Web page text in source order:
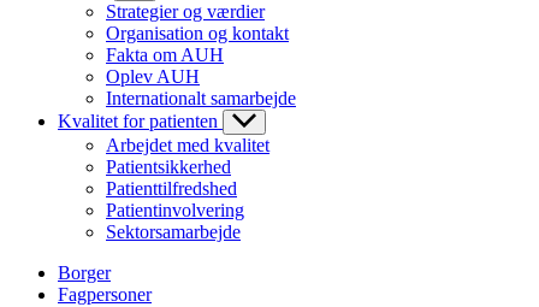
Strategier og værdier
Organisation og kontakt
Fakta om AUH
Oplev AUH
Internationalt samarbejde
Kvalitet for patienten
Arbejdet med kvalitet
Patientsikkerhed
Patienttilfredshed
Patientinvolvering
Sektorsamarbejde
Borger
Fagpersoner